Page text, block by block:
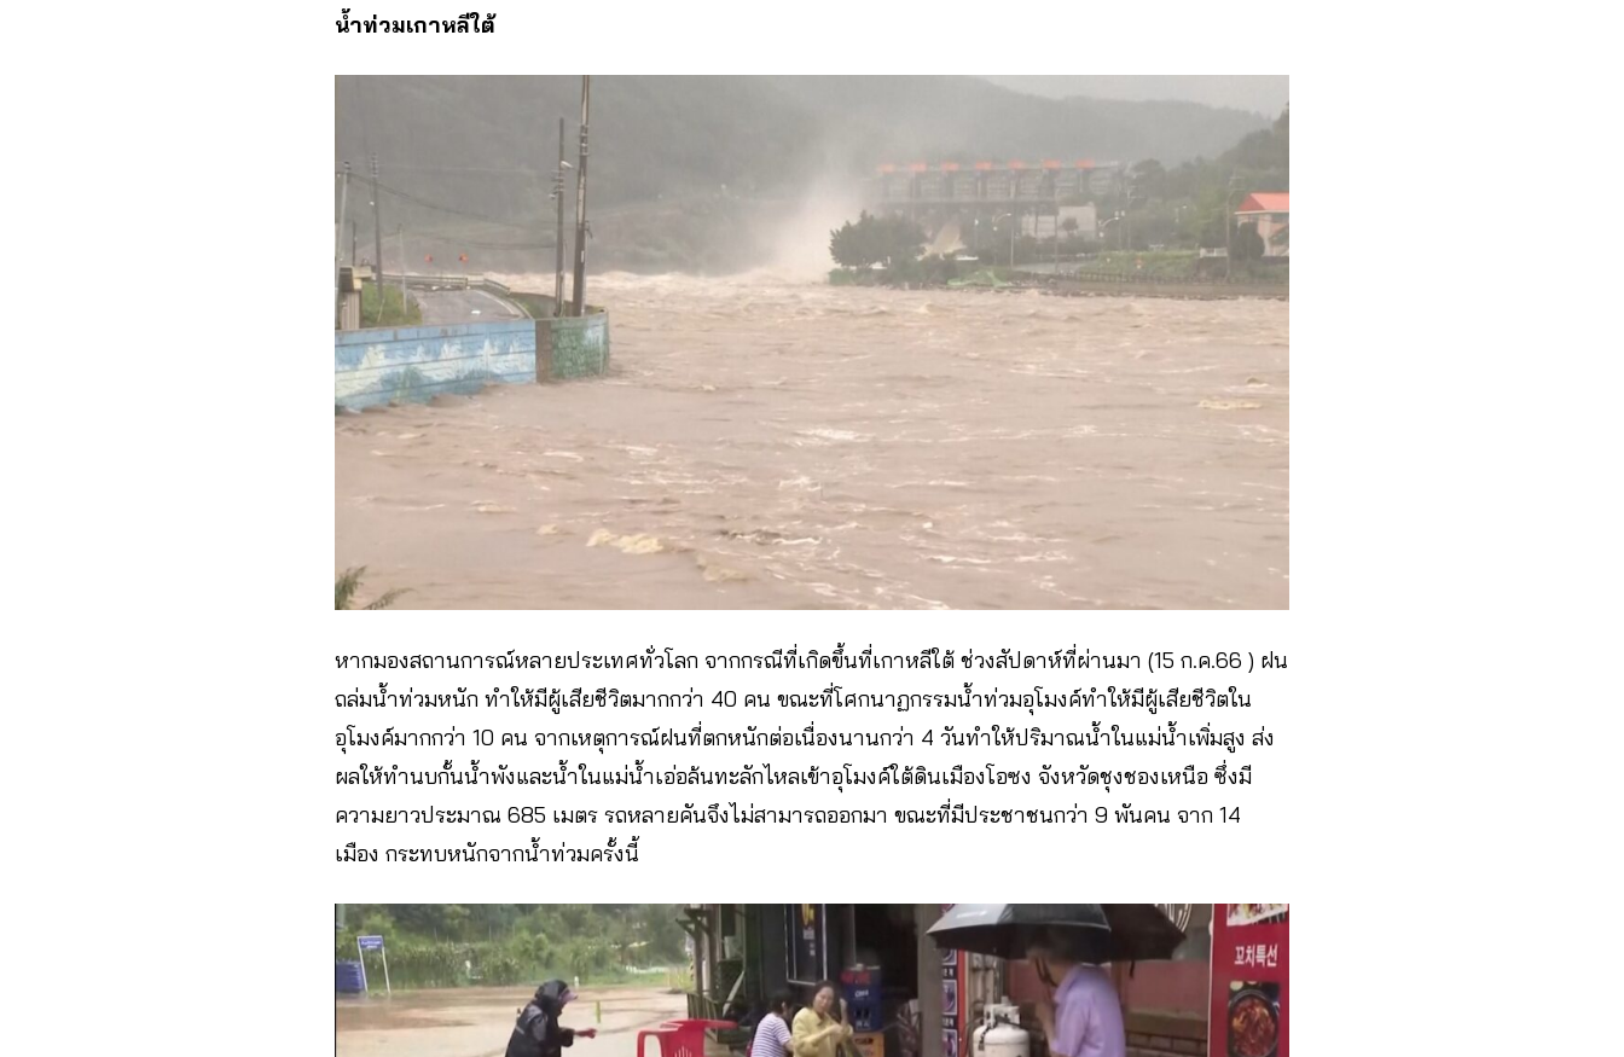
น้ำท่วมเกาหลีใต้
หากมองสถานการณ์หลายประเทศทั่วโลก จากกรณีที่เกิดขึ้นที่เกาหลีใต้ ช่วงสัปดาห์ที่ผ่านมา (15 ก.ค.66 ) ฝน
ถล่มน้ำท่วมหนัก ทำให้มีผู้เสียชีวิตมากกว่า 40 คน ขณะที่โศกนาฏกรรมน้ำท่วมอุโมงค์ทำให้มีผู้เสียชีวิตใน
อุโมงค์มากกว่า 10 คน จากเหตุการณ์ฝนที่ตกหนักต่อเนื่องนานกว่า 4 วันทำให้ปริมาณน้ำในแม่น้ำเพิ่มสูง ส่ง
ผลให้ทำนบกั้นน้ำพังและน้ำในแม่น้ำเอ่อล้นทะลักไหลเข้าอุโมงค์ใต้ดินเมืองโอซง จังหวัดชุงชองเหนือ ซึ่งมี
ความยาวประมาณ 685 เมตร รถหลายคันจึงไม่สามารถออกมา ขณะที่มีประชาชนกว่า 9 พันคน จาก 14
เมือง กระทบหนักจากน้ำท่วมครั้งนี้